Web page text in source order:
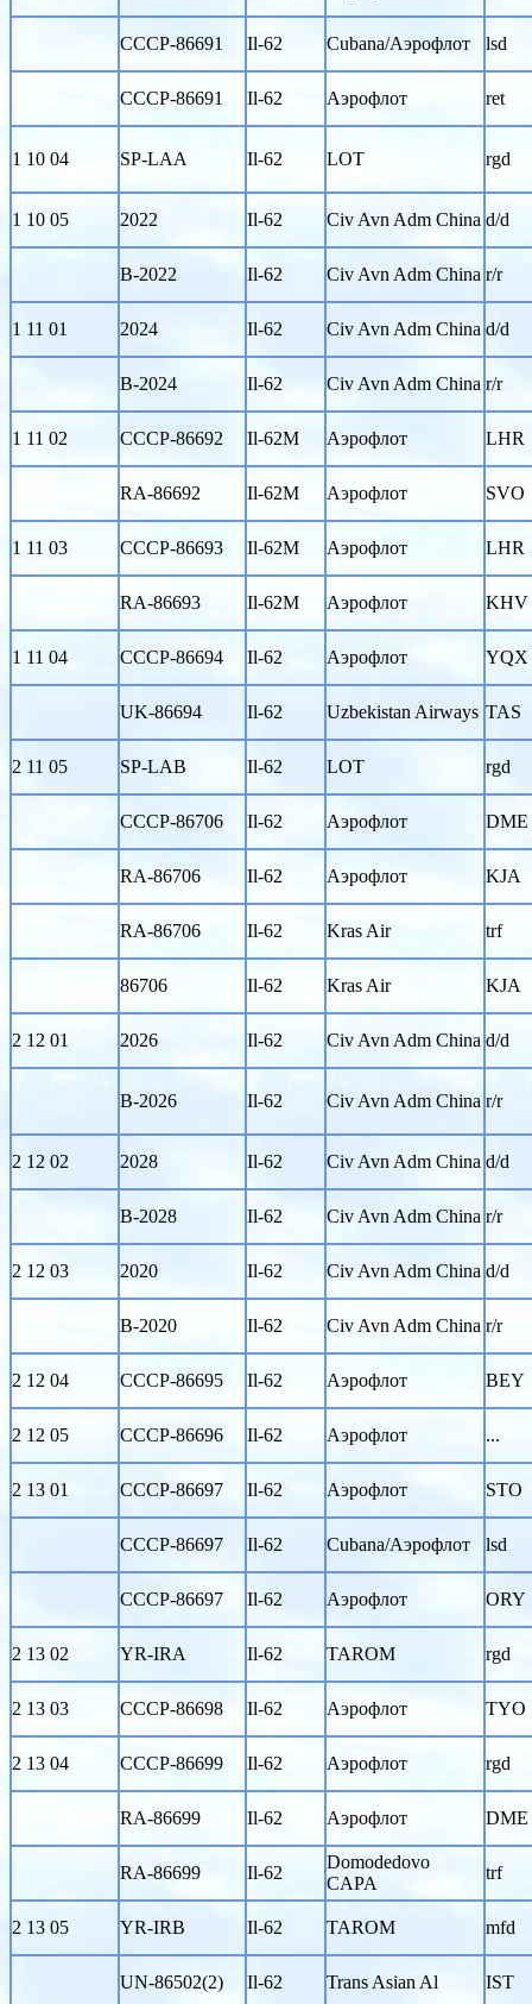
CCCP-86691 Il-62 Cubana/Аэрофлот lsd
CCCP-86691 Il-62 Аэрофлот ret
1 10 04 SP-LAA Il-62 LOT rgd
1 10 05 2022 Il-62 Civ Avn Adm China d/d
B-2022 Il-62 Civ Avn Adm China r/r
1 11 01 2024 Il-62 Civ Avn Adm China d/d
B-2024 Il-62 Civ Avn Adm China r/r
1 11 02 CCCP-86692 Il-62M Аэрофлот LHR
RA-86692 Il-62M Аэрофлот SVO
1 11 03 CCCP-86693 Il-62M Аэрофлот LHR
RA-86693 Il-62M Аэрофлот KHV
1 11 04 CCCP-86694 Il-62 Аэрофлот YQX
UK-86694 Il-62 Uzbekistan Airways TAS
2 11 05 SP-LAB Il-62 LOT rgd
CCCP-86706 Il-62 Аэрофлот DME
RA-86706 Il-62 Аэрофлот KJA
RA-86706 Il-62 Kras Air trf
86706 Il-62 Kras Air KJA
2 12 01 2026 Il-62 Civ Avn Adm China d/d
B-2026 Il-62 Civ Avn Adm China r/r
2 12 02 2028 Il-62 Civ Avn Adm China d/d
B-2028 Il-62 Civ Avn Adm China r/r
2 12 03 2020 Il-62 Civ Avn Adm China d/d
B-2020 Il-62 Civ Avn Adm China r/r
2 12 04 CCCP-86695 Il-62 Аэрофлот BEY
2 12 05 CCCP-86696 Il-62 Аэрофлот ...
2 13 01 CCCP-86697 Il-62 Аэрофлот STO
CCCP-86697 Il-62 Cubana/Аэрофлот lsd
CCCP-86697 Il-62 Аэрофлот ORY
2 13 02 YR-IRA Il-62 TAROM rgd
2 13 03 CCCP-86698 Il-62 Аэрофлот TYO
2 13 04 CCCP-86699 Il-62 Аэрофлот rgd
RA-86699 Il-62 Аэрофлот DME
RA-86699 Il-62
Domodedovo
CAPA
trf
2 13 05 YR-IRB Il-62 TAROM mfd
UN-86502(2) Il-62 Trans Asian Al IST